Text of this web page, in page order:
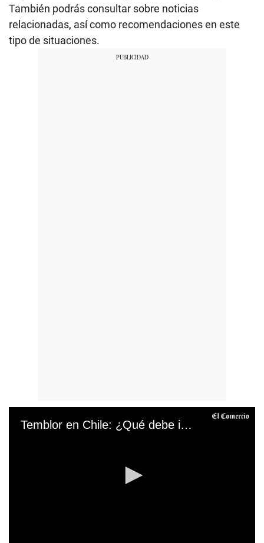
También podrás consultar sobre noticias
relacionadas, así como recomendaciones en este
tipo de situaciones.
Temblor en Chile: ¿Qué debe incluir una mochila de emergencia?